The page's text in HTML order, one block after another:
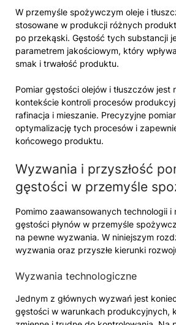
W przemyśle spożywczym oleje i
stosowane w produkcji różnych
po przekąski. Gęstość tych substancji
parametrem jakościowym, który
smak i trwałość produktu.
Pomiar gęstości olejów i tłuszczów jest
kontekście kontroli procesów
rafinacja i mieszanie. Precyzyjne
optymalizację tych procesów i
końcowego produktu.
Wyzwania i przyszłość
gęstości w przemyśle
Pomimo zaawansowanych technologii i
gęstości płynów w przemyśle
na pewne wyzwania. W niniejszym
wyzwania oraz przyszłe kierunki
Wyzwania technologiczne
Jednym z głównych wyzwań jest
gęstości w warunkach produkcyjnych,